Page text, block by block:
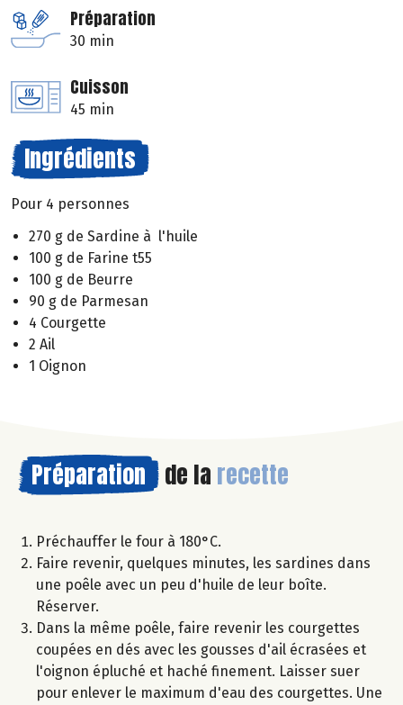
Préparation
30 min
Cuisson
45 min
Ingrédients
Pour 4 personnes
270 g de Sardine à l'huile
100 g de Farine t55
100 g de Beurre
90 g de Parmesan
4 Courgette
2 Ail
1 Oignon
Préparation de la recette
Préchauffer le four à 180°C.
Faire revenir, quelques minutes, les sardines dans
une poêle avec un peu d'huile de leur boîte.
Réserver.
Dans la même poêle, faire revenir les courgettes
coupées en dés avec les gousses d'ail écrasées et
l'oignon épluché et haché finement. Laisser suer
pour enlever le maximum d'eau des courgettes. Une